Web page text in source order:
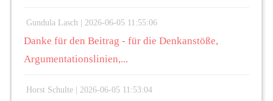
Gundula Lasch | 2026-06-05 11:55:06
Danke für den Beitrag - für die Denkanstöße,
Argumentationslinien,...
Horst Schulte | 2026-06-05 11:53:04